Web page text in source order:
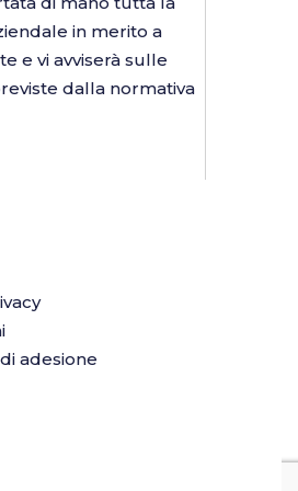
in merito a
e vi avviserà sulle
dalla normativa
adesione